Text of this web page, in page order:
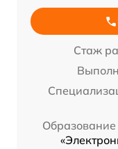
Стаж
Образование